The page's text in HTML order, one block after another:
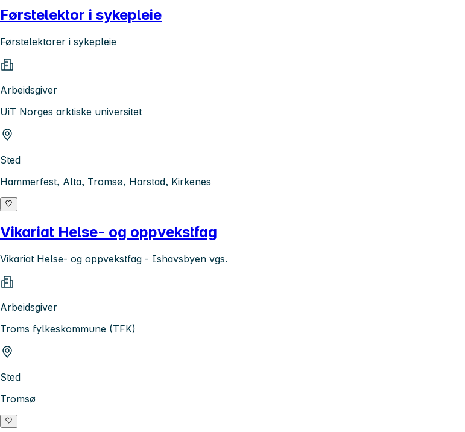
Førstelektor i sykepleie
Førstelektorer i sykepleie
Arbeidsgiver
UiT Norges arktiske universitet
Sted
Hammerfest, Alta, Tromsø, Harstad, Kirkenes
Vikariat Helse- og oppvekstfag
Vikariat Helse- og oppvekstfag - Ishavsbyen vgs.
Arbeidsgiver
Troms fylkeskommune (TFK)
Sted
Tromsø